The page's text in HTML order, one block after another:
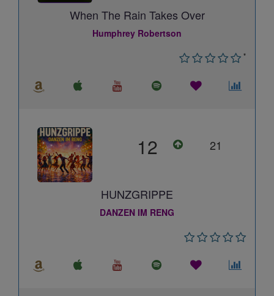
When The Rain Takes Over
Humphrey Robertson
*
12 21
HUNZGRIPPE
DANZEN IM RENG